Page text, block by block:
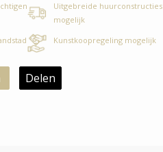
Uitgebreide huurconstructies
mogelijk
Kunstkoopregeling mogelijk
Delen